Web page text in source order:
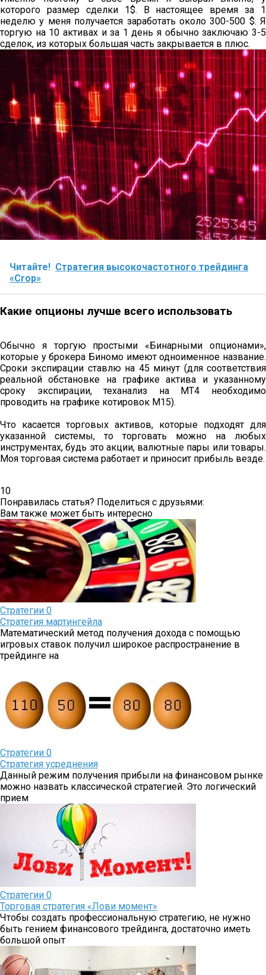
которого размер сделки 1$. В настоящее время за 1
неделю у меня получается заработать около 300-500 $. Я
торгую на 10 активах и за 1 день я обычно заключаю 3-5
сделок, из которых большая часть закрывается в плюс.
Читайте! Стратегия высокочастотного трейдинга
«Crop»
Какие опционы лучше всего использовать
Обычно я торгую простыми «Бинарными опционами»,
которые у брокера Биномо имеют одноименное название.
Сроки экспирации ставлю на 45 минут (для соответствия
реальной обстановке на графике актива и указанному
сроку экспирации, теханализ на МТ4 необходимо
проводить на графике котировок М15).
Что касается торговых активов, которые подходят для
указанной системы, то торговать можно на любых
инструментах, будь это акции, валютные пары или товары.
Моя торговая система работает и приносит прибыль везде.
10
Понравилась статья? Поделиться с друзьями:
Вам также может быть интересно
Стратегии 0
Стратегия мартингейла
Математический метод получения дохода с помощью
игровых ставок получил широкое распространение в
трейдинге на
Стратегии 0
Стратегия усреднения
Данный режим получения прибыли на финансовом рынке
можно назвать классической стратегией. Это логический
прием
Стратегии 0
Торговая стратегия «Лови момент»
Чтобы создать профессиональную стратегию, не нужно
быть гением финансового трейдинга, достаточно иметь
большой опыт